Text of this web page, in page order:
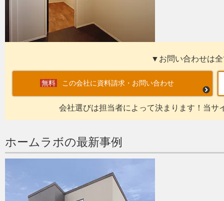
▼お問い合わせは
この会社に資料請求・お問い合わせ
会社選びは担当者によって決まります！当サ
ホームラボの最新事例